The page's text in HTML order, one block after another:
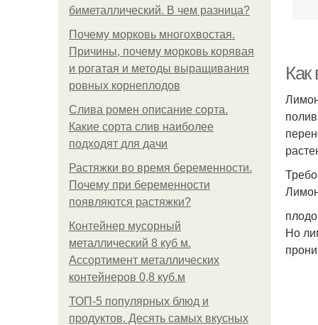
биметаллический. В чем разница?
Почему морковь многохвостая.
Причины, почему морковь корявая
и рогатая и методы выращивания
ровных корнеплодов
Слива ромен описание сорта.
Какие сорта слив наиболее
подходят для дачи
Растяжки во время беременности.
Почему при беременности
появляются растяжки?
Контейнер мусорный
металлический 8 куб м.
Ассортимент металлических
контейнеров 0,8 куб.м
ТОП-5 популярных блюд и
продуктов. Десять самых вкусных
Как
Но